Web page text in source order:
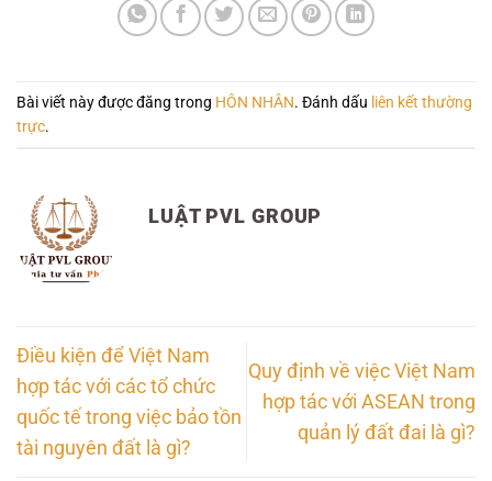
Bài viết này được đăng trong HÔN NHÂN. Đánh dấu liên kết thường
trực.
LUẬT PVL GROUP
Điều kiện để Việt Nam
hợp tác với các tổ chức
quốc tế trong việc bảo tồn
tài nguyên đất là gì?
Quy định về việc Việt Nam
hợp tác với ASEAN trong
quản lý đất đai là gì?